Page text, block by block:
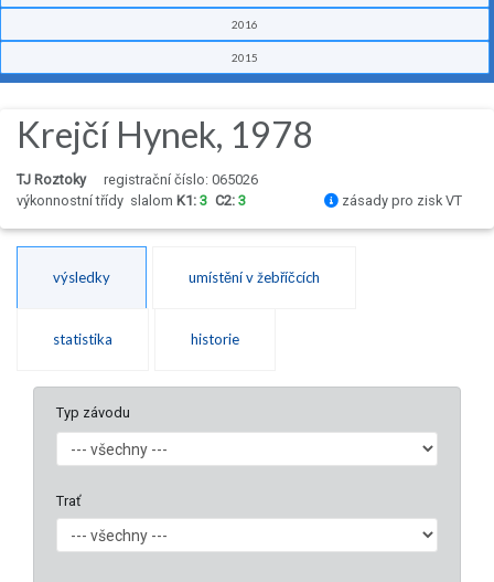
2016
2015
Krejčí Hynek, 1978
TJ Roztoky
registrační číslo: 065026
výkonnostní třídy slalom K1: 3 C2: 3 zásady pro zisk VT
výsledky umístění v žebříčcích
statistika historie
Typ závodu
Trať